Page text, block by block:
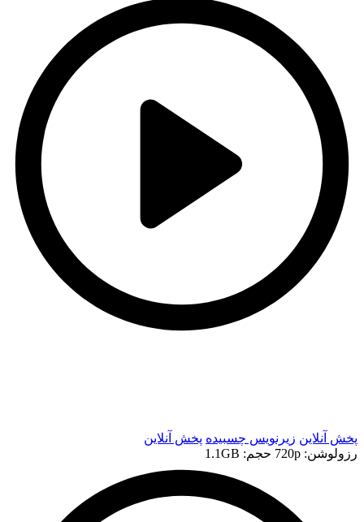
پخش آنلاین زیرنویس چسبیده پخش آنلاین
رزولوشن: 720p
حجم: 1.1GB